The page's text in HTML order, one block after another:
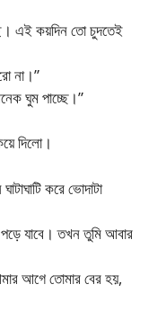
এই কয়দিন তো চুদতেই
না।”
ঘুম পাচ্ছে।”
দিলো।
করে ভোদাটা
পড়ে যাবে। তখন তুমি আবার
আগে তোমার বের হয়,